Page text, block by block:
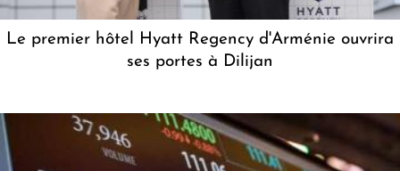
Le premier hôtel Hyatt Regency d'Arménie ouvrira
ses portes à Dilijan